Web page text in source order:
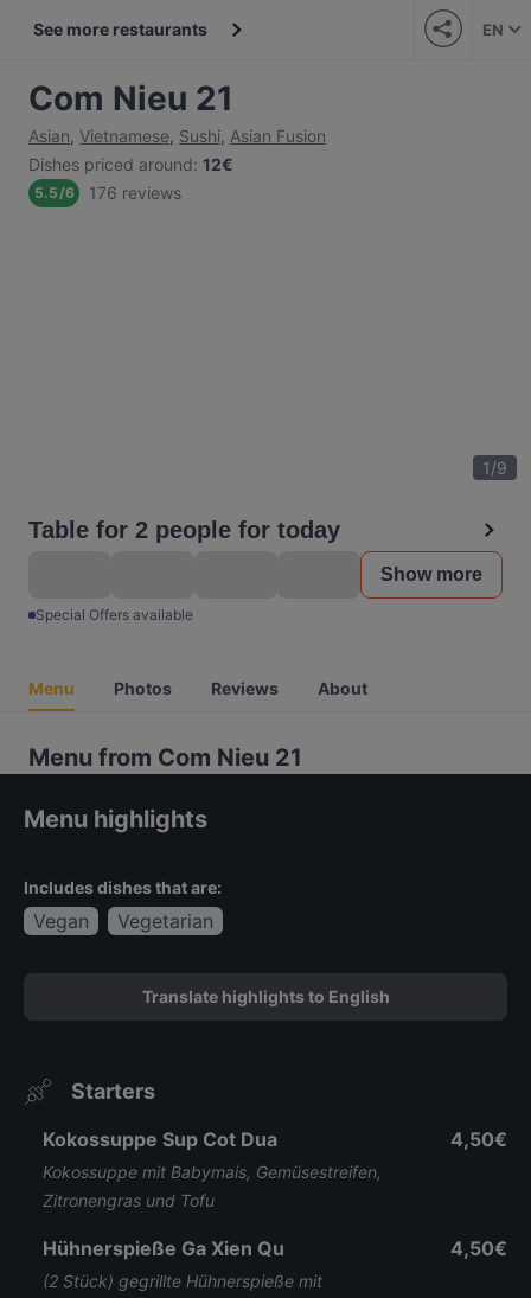
See more restaurants EN
Com Nieu 21
Asian, Vietnamese, Sushi, Asian Fusion
Dishes priced around: 12€
5.5/6 176 reviews
1/9
Table for 2 people for today
Show more
Special Offers available
Menu Photos Reviews About
Menu from Com Nieu 21
Menu highlights
Includes dishes that are:
Vegan Vegetarian
Translate highlights to English
Starters
Kokossuppe Sup Cot Dua
Kokossuppe mit Babymais, Gemüsestreifen,
Zitronengras und Tofu
4,50€
Hühnerspieße Ga Xien Qu
(2 Stück) gegrillte Hühnerspieße mit
4,50€